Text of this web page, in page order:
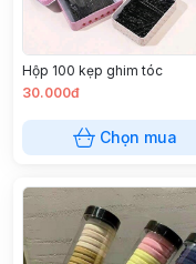
Hộp 100 kẹp ghim tóc
30.000đ
Chọn mua